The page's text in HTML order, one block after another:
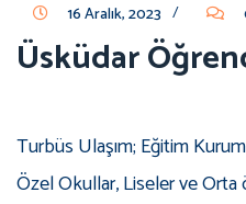
16 Aralık, 2023 /
Üsküdar
Turbüs Ulaşım; Eğitim
Özel Okullar, Liseler ve